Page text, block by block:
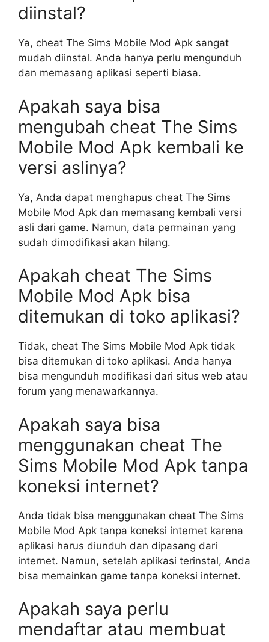
diinstal?
Ya, cheat The Sims Mobile Mod Apk sangat
mudah diinstal. Anda hanya perlu mengunduh
dan memasang aplikasi seperti biasa.
Apakah saya bisa
mengubah cheat The Sims
Mobile Mod Apk kembali ke
versi aslinya?
Ya, Anda dapat menghapus cheat The Sims
Mobile Mod Apk dan memasang kembali versi
asli dari game. Namun, data permainan yang
sudah dimodifikasi akan hilang.
Apakah cheat The Sims
Mobile Mod Apk bisa
ditemukan di toko aplikasi?
Tidak, cheat The Sims Mobile Mod Apk tidak
bisa ditemukan di toko aplikasi. Anda hanya
bisa mengunduh modifikasi dari situs web atau
forum yang menawarkannya.
Apakah saya bisa
menggunakan cheat The
Sims Mobile Mod Apk tanpa
koneksi internet?
Anda tidak bisa menggunakan cheat The Sims
Mobile Mod Apk tanpa koneksi internet karena
aplikasi harus diunduh dan dipasang dari
internet. Namun, setelah aplikasi terinstal, Anda
bisa memainkan game tanpa koneksi internet.
Apakah saya perlu
mendaftar atau membuat